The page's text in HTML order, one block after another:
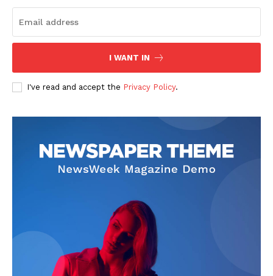
Company
About
Subscription Plans
My account
I WANT IN
I've read and accept the Privacy Policy.